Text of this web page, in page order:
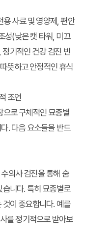
용 사료 및 영양제, 편안
성(낮은 캣 타워, 미끄
정기적인 건강 검진 빈
뜻하고 안정적인 휴식
조언
으로 구체적인묘종별
. 다음 요소들을 반드
의사 검진을 통해 숨
니다. 특히 묘종별로
이 중요합니다. 예를
를 정기적으로 받아보